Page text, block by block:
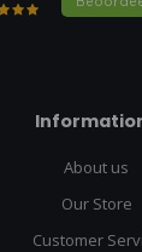
About us
Our Store
Customer